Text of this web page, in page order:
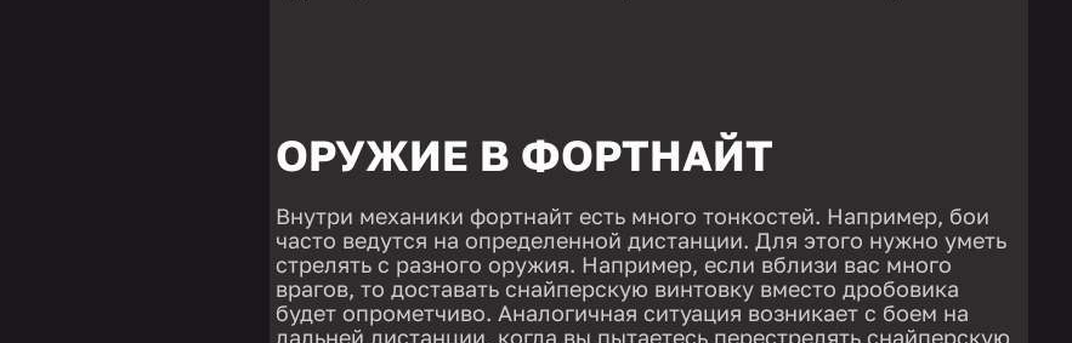
ОРУЖИЕ В ФОРТНАЙТ
Внутри механики фортнайт есть много тонкостей. Например, бои
часто ведутся на определенной дистанции. Для этого нужно уметь
стрелять с разного оружия. Например, если вблизи вас много
врагов, то доставать снайперскую винтовку вместо дробовика
будет опрометчиво. Аналогичная ситуация возникает с боем на
дальней дистанции, когда вы пытаетесь перестрелять снайперскую